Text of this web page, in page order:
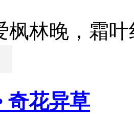
枫林晚，霜
奇花异草